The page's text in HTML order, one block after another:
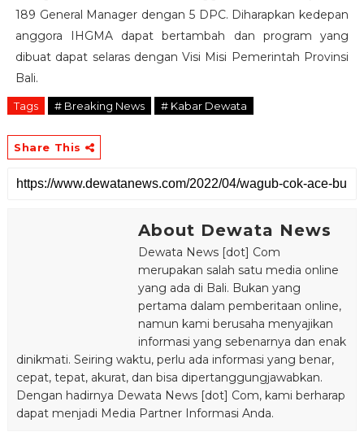
189 General Manager dengan 5 DPC. Diharapkan kedepan
anggora IHGMA dapat bertambah dan program yang
dibuat dapat selaras dengan Visi Misi Pemerintah Provinsi
Bali.
Tags # Breaking News # Kabar Dewata
Share This
About Dewata News
Dewata News [dot] Com
merupakan salah satu media online
yang ada di Bali. Bukan yang
pertama dalam pemberitaan online,
namun kami berusaha menyajikan
informasi yang sebenarnya dan enak
dinikmati. Seiring waktu, perlu ada informasi yang benar,
cepat, tepat, akurat, dan bisa dipertanggungjawabkan.
Dengan hadirnya Dewata News [dot] Com, kami berharap
dapat menjadi Media Partner Informasi Anda.